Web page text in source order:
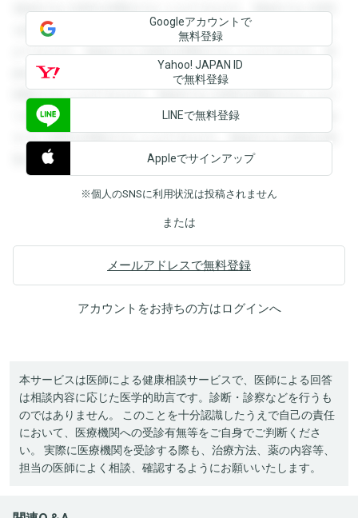
登録すると回答を閲覧することができます。登録すると回答
を閲覧することができます。登録すると回答を閲覧すること
ができます。登録すると回答を閲覧することができます。登
録すると回答を閲覧することができます。登録すると回答を
閲覧することができます。登録すると回答を閲覧することが
できます。登録すると回答を閲覧することができます。登録
すると回答を閲覧することができます。登録すると回答を閲
覧することができます。
Googleアカウントで
無料登録
Yahoo! JAPAN ID
で無料登録
LINEで無料登録
Appleでサインアップ
※個人のSNSに利用状況は投稿されません
または
メールアドレスで無料登録
アカウントをお持ちの方はログインへ
本サービスは医師による健康相談サービスで、医師による回答
は相談内容に応じた医学的助言です。診断・診察などを行うも
のではありません。 このことを十分認識したうえで自己の責任
において、医療機関への受診有無等をご自身でご判断くださ
い。 実際に医療機関を受診する際も、治療方法、薬の内容等、
担当の医師によく相談、確認するようにお願いいたします。